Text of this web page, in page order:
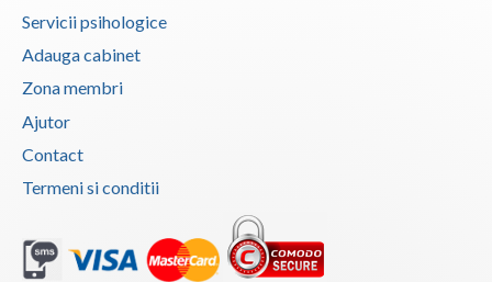
Servicii psihologice
Adauga cabinet
Zona membri
Ajutor
Contact
Termeni si conditii